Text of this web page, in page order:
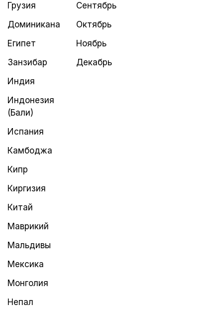
Грузия
Доминикана
Египет
Занзибар
Индия
Индонезия
(Бали)
Испания
Камбоджа
Кипр
Киргизия
Китай
Маврикий
Мальдивы
Мексика
Монголия
Непал
Сентябрь
Октябрь
Ноябрь
Декабрь